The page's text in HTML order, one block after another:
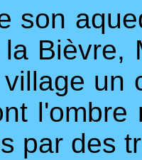
son
Bièvre,
un
par des